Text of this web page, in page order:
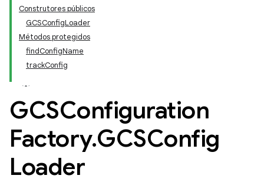
Construtores públicos
GCSConfigLoader
Métodos protegidos
findConfigName
trackConfig
GCSConfiguration
Factory.GCSConfig
Loader